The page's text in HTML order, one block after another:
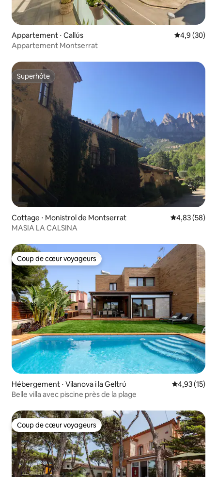
Appartement ⋅ Callús Évaluation
4,9 (30)
Appartement Montserrat
Superhôte
Superhôte
Cottage ⋅ Monistrol de Montserrat Évaluation
4,83 (58)
MASIA LA CALSINA
Coup de cœur voyageurs
Coup de cœur voyageurs
Hébergement ⋅ Vilanova i la Geltrú Évaluation
4,93 (15)
Belle villa avec piscine près de la plage
Coup de cœur voyageurs
Coup de cœur voyageurs